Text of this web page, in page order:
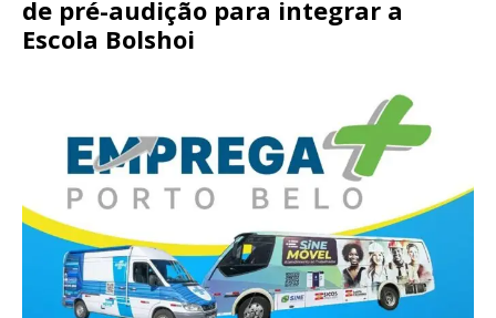
de pré-audição para integrar a
Escola Bolshoi